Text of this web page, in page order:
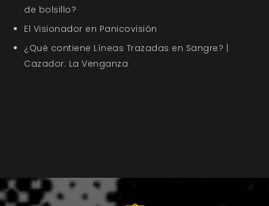
de bolsillo?
El Visionador en Panicovisión
¿Qué contiene Líneas Trazadas en Sangre? |
Cazador: La Venganza